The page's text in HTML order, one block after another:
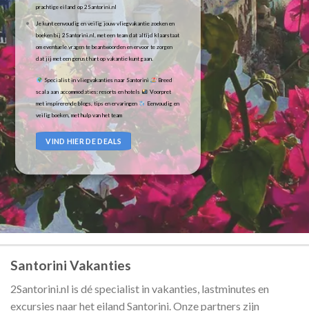
prachtige eiland op 2Santorini.nl
Je kunt eenvoudig en veilig jouw vliegvakantie zoeken en
boeken bij 2Santorini.nl, met een team dat altijd klaarstaat
om eventuele vragen te beantwoorden en ervoor te zorgen
dat jij met een gerust hart op vakantie kunt gaan.
Specialist in vliegvakanties naar Santorini
Breed
scala aan accommodaties: resorts en hotels
Voorpret
met inspirerende blogs, tips en ervaringen
Eenvoudig en
veilig boeken, met hulp van het team
VIND HIER DE DEALS
Santorini Vakanties
2Santorini.nl is dé specialist in vakanties, lastminutes en
excursies naar het eiland Santorini. Onze partners zijn